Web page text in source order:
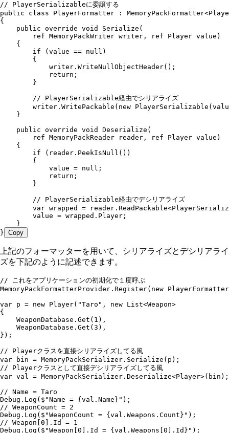
// PlayerSerializableに委譲する
public class PlayerFormatter : MemoryPackFormatter<
{
    public
override void Serialize (
        ref
MemoryPackWriter writer , ref Player value)
    {
        if
( value == null )
        {
            writer
. WriteNullObjectHeader();
            return
;
        }
        // PlayerSerializable経由でシリアライズ
        writer
. WritePackable ( new PlayerSerializable (
    }
    public
override void Deserialize (
        ref
MemoryPackReader reader , ref Player value)
    {
        if
( reader . PeekIsNull ())
        {
            value
= null ;
            return
;
        }
        // PlayerSerializable経由でデシリアライズ
        var
wrapped = reader . ReadPackable<
        value
= wrapped . Player ;
    }
} Copy
上記のフォーマッターを用いて、シリアライズとデシリアライ
ズを下記のように記述できます。
// これをアプリケーションの初期化で１度呼ぶ
MemoryPackFormatterProvider . Register( new PlayerFormatter
var p = new Player( "Taro " , new List<Weapon>
{
    WeaponDatabase
. Get ( 1 ) ,
    WeaponDatabase
. Get ( 3 ) ,
});
// Playerクラスを直接シリアライズしてる風
var bin = MemoryPackSerializer . Serialize (p);
// Playerクラスとして直接デシリアライズしてる風
var val = MemoryPackSerializer . Deserialize<Player>(bin);
// Name = Taro
Debug . Log ( $"Name = { val . Name } " );
// WeaponCount = 2
Debug . Log ( $"WeaponCount = { val . Weapons . Count } " );
// Weapon[0].Id = 1
Debug . Log ( $"Weapon[0].Id = { val . Weapons 0 . Id } " );